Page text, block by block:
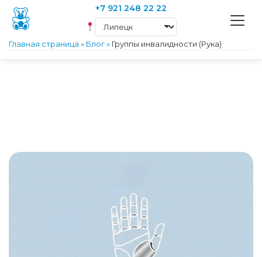
+7 921 248 22 22
Главная страница » Блог» Группы инвалидности (Рука)